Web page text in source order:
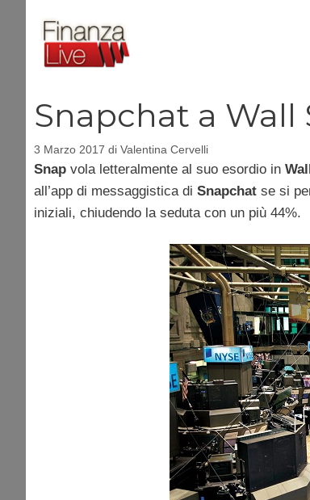
contenuto
Snapchat a Wall
3 Marzo 2017 di Valentina Cervelli
Snap vola letteralmente al suo esordio in
all’app di messaggistica di Snapchat se si
iniziali, chiudendo la seduta con un più 44%.